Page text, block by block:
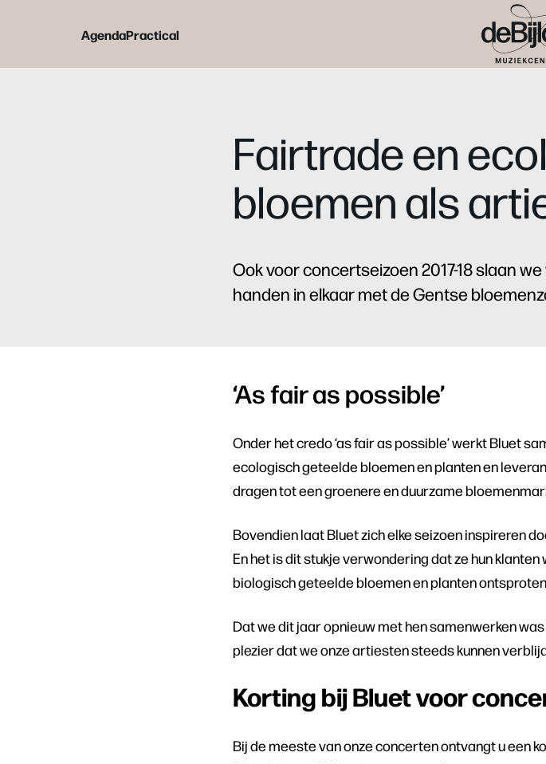
AgendaPractical
Fairtrade en
bloemen als
Ook voor concertseizoen 2017-18 slaan
handen in elkaar met de Gentse
‘As fair as possible’
Onder het credo ‘as fair as possible’ werkt Bluet
ecologisch geteelde bloemen en planten en
dragen tot een groenere en duurzame
Bovendien laat Bluet zich elke seizoen inspireren
En het is dit stukje verwondering dat ze hun
biologisch geteelde bloemen en planten
Dat we dit jaar opnieuw met hen samenwerken was
plezier dat we onze artiesten steeds kunnen
Korting bij Bluet voor
Bij de meeste van onze concerten ontvangt u een